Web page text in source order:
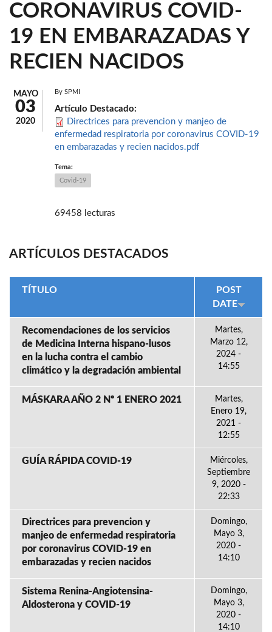
CORONAVIRUS COVID-
19 EN EMBARAZADAS Y
RECIEN NACIDOS
MAYO
03
2020
By SPMI
Artículo Destacado:
Directrices para prevencion y manjeo de
enfermedad respiratoria por coronavirus COVID-19
en embarazadas y recien nacidos.pdf
Tema:
Covid-19
69458 lecturas
ARTÍCULOS DESTACADOS
TÍTULO
POST
DATE
Recomendaciones de los servicios
de Medicina Interna hispano-lusos
en la lucha contra el cambio
climático y la degradación ambiental
Martes,
Marzo 12,
2024 -
14:55
MÁSKARA AÑO 2 Nº 1 ENERO 2021
Martes,
Enero 19,
2021 -
12:55
GUÍA RÁPIDA COVID-19
Miércoles,
Septiembre
9, 2020 -
22:33
Directrices para prevencion y
manjeo de enfermedad respiratoria
por coronavirus COVID-19 en
embarazadas y recien nacidos
Domingo,
Mayo 3,
2020 -
14:10
Sistema Renina-Angiotensina-
Aldosterona y COVID-19
Domingo,
Mayo 3,
2020 -
14:10